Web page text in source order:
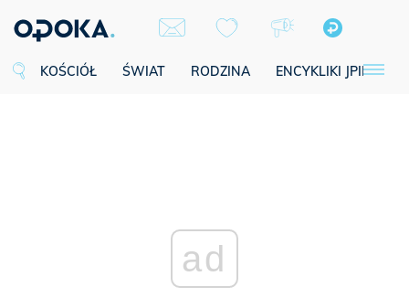
KOŚCIÓŁ ŚWIAT RODZINA ENCYKLIKI JPII
ad